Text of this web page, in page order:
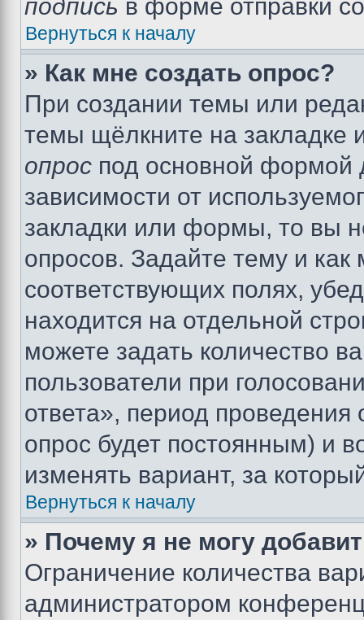
подпись в форме отправки
Вернуться к началу
» Как мне создать опрос?
При создании темы или
темы щёлкните на
опрос под основной формой
зависимости от
закладки или формы, то вы
опросов. Задайте тему и
соответствующих полях,
находится на отдельной
можете задать количество
пользователи при
ответа», период проведения
опрос будет постоянным) и
изменять вариант, за
Вернуться к началу
» Почему я не могу
Ограничение количества
администратором